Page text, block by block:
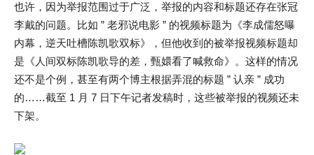
也许，因为举报范围过于广泛，举报的内容和标题还存在张冠
李戴的问题。比如 ” 老邪说电影 ” 的视频标题为《李成儒怒曝
内幕，逆天吐槽陈凯歌双标》，但他收到的被举报视频标题却
是《人间双标陈凯歌导的差，甄嬛看了喊救命》。这样的情况
还不是个例，甚至有两个博主根据弄混的标题 ” 认亲 ” 成功
的……截至 1 月 7 日下午记者发稿时，这些被举报的视频还未
下架。